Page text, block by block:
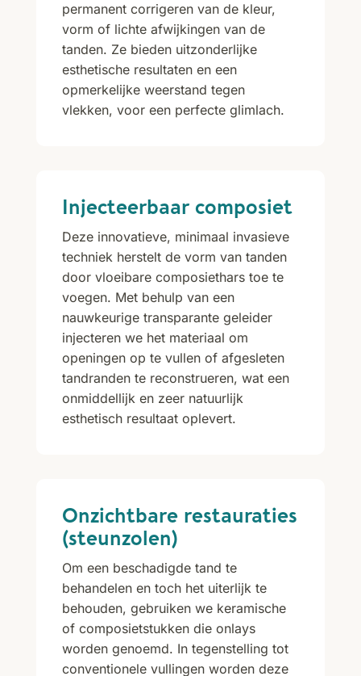
permanent corrigeren van de kleur,
vorm of lichte afwijkingen van de
tanden. Ze bieden uitzonderlijke
esthetische resultaten en een
opmerkelijke weerstand tegen
vlekken, voor een perfecte glimlach.
Injecteerbaar composiet
Deze innovatieve, minimaal invasieve
techniek herstelt de vorm van tanden
door vloeibare composiethars toe te
voegen. Met behulp van een
nauwkeurige transparante geleider
injecteren we het materiaal om
openingen op te vullen of afgesleten
tandranden te reconstrueren, wat een
onmiddellijk en zeer natuurlijk
esthetisch resultaat oplevert.
Onzichtbare restauraties
(steunzolen)
Om een beschadigde tand te
behandelen en toch het uiterlijk te
behouden, gebruiken we keramische
of composietstukken die onlays
worden genoemd. In tegenstelling tot
conventionele vullingen worden deze